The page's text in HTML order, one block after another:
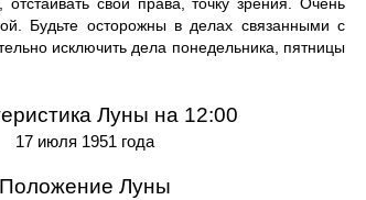
свои права, точку зрения. Очень
Будьте осторожны в делах связанными с
исключить дела понедельника, пятницы
Луны на 12:00
17 июля 1951 года
Положение Луны